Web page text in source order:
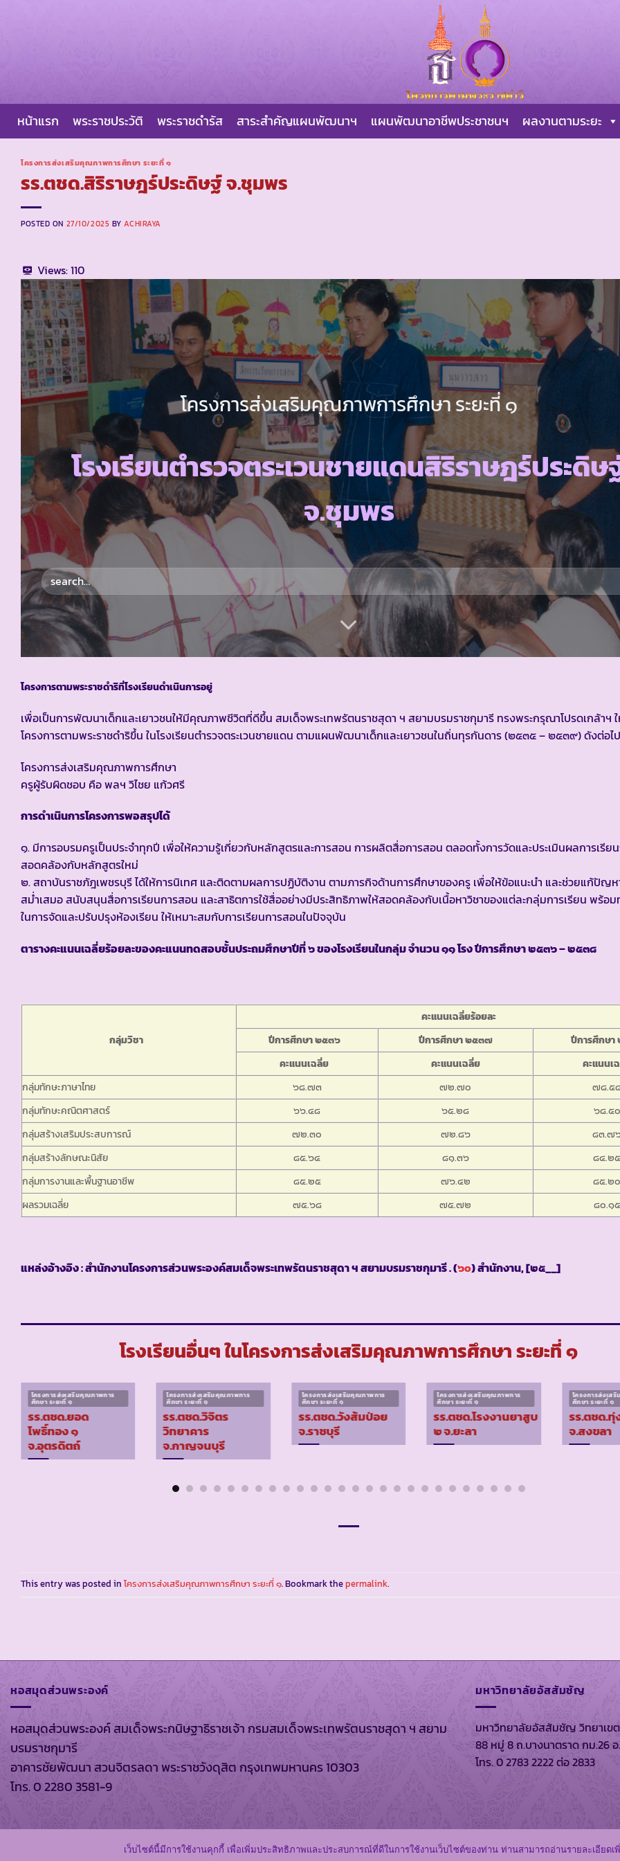
หน้าแรก พระราชประวัติ พระราชดำรัส สาระสำคัญแผนพัฒนาฯ แผนพัฒนาอาชีพประชาชนฯ ผลงานตามระยะ
โครงการส่งเสริมคุณภาพการศึกษา ระยะที่ ๑
รร.ตชด.สิริราษฎร์ประดิษฐ์ จ.ชุมพร
POSTED ON 27/10/2025 BYACHIRAYA
Views:110
โครงการส่งเสริมคุณภาพการศึกษา ระยะที่ ๑
โรงเรียนตำรวจตระเวนชายแดนสิริราษฎร์ประดิษ
จ.ชุมพร
โครงการตามพระราชดำริที่โรงเรียนดำเนินการอยู่
เพื่อเป็นการพัฒนาเด็กและเยาวชนให้มีคุณภาพชีวิตที่ดีขึ้น สมเด็จพระเทพรัตนราชสุดา ฯ สยามบรมราชกุมารี ทรงพระกรุณาโปรดเกล้าฯ
โครงการตามพระราชดำริขึ้น ในโรงเรียนตำรวจตระเวนชายแดน ตามแผนพัฒนาเด็กและเยาวชนในถิ่นทุรกันดาร (๒๕๓๕ – ๒๕๓๙) ดังต่อไ
โครงการส่งเสริมคุณภาพการศึกษา
ครูผู้รับผิดชอบ คือ พลฯ วิไชย แก้วศรี
การดำเนินการโครงการพอสรุปได้
๑. มีการอบรมครูเป็นประจำทุกปี เพื่อให้ความรู้เกี่ยวกับหลักสูตรและการสอน การผลิตสื่อการสอน ตลอดทั้งการวัดและประเมินผลการเรีย
สอดคล้องกับหลักสูตรใหม่
๒. สถาบันราชภัฎเพชรบุรี ได้ให้การนิเทศ และติดตามผลการปฏิบัติงาน ตามภารกิจด้านการศึกษาของครู เพื่อให้ข้อแนะนำ และช่วยแก้ปัญ
สม่ำเสมอ สนับสนุนสื่อการเรียนการสอน และสาธิตการใช้สื่ออย่างมีประสิทธิภาพให้สอดคล้องกับเนื้อหาวิชาของแต่ละกลุ่มการเรียน พร้อม
ในการจัดและปรับปรุงห้องเรียน ให้เหมาะสมกับการเรียนการสอนในปัจจุบัน
ตารางคะแนนเฉลี่ยร้อยละของคะแนนทดสอบชั้นประถมศึกษาปีที่ ๖ ของโรงเรียนในกลุ่ม จำนวน ๑๑ โรง ปีการศึกษา ๒๕๓๖ – ๒๕๓๘
กลุ่มวิชา
คะแนนเฉลี่ยร้อยละ
ปีการศึกษา ๒๕๓๖
ปีการศึกษา ๒๕๓๗
ปีการศึกษา
คะแนนเฉลี่ย
คะแนนเฉลี่ย
คะแนนเ
กลุ่มทักษะภาษาไทย
๖๘.๗๓ ๗๒.๗๐
๗๘.๕
กลุ่มทักษะคณิตศาสตร์
๖๖.๔๘ ๖๕.๒๘
๖๘.๕๐
กลุ่มสร้างเสริมประสบการณ์
๗๒.๓๐ ๗๒.๘๖
๘๓.๗
กลุ่มสร้างลักษณะนิสัย
๘๕.๖๔ ๘๑.๓๖
๘๔.๒๕
กลุ่มการงานและพื้นฐานอาชีพ
๘๕.๒๕ ๗๖.๔๒
๘๕.๒๐
ผลรวมเฉลี่ย
๗๕.๖๘ ๗๕.๗๒ ๘๐.๑๕
แหล่งอ้างอิง : สำนักงานโครงการส่วนพระองค์สมเด็จพระเทพรัตนราชสุดา ฯ สยามบรมราชกุมารี . (๖๐) สำนักงาน, [๒๕__]
โรงเรียนอื่นๆ ในโครงการส่งเสริมคุณภาพการศึกษา ระยะที่ ๑
โครงการส่งเสริมคุณภาพการ
ศึกษา ระยะที่ ๑
รร.ตชด.ยอด
โพธิ์ทอง ๑
จ.อุตรดิตถ์
โครงการส่งเสริมคุณภาพการ
ศึกษา ระยะที่ ๑
รร.ตชด.วิจิตร
วิทยาคาร
จ.กาญจนบุรี
โครงการส่งเสริมคุณภาพการ
ศึกษา ระยะที่ ๑
รร.ตชด.วังส้มป่อย
จ.ราชบุรี
โครงการส่งเสริมคุณภาพการ
ศึกษา ระยะที่ ๑
รร.ตชด.โรงงานยาสูบ
๒ จ.ยะลา
โครงการส่งเส
ศึกษา ระยะที่ ๑
รร.ตชด.ทุ่
จ.สงขลา
This entry was posted in โครงการส่งเสริมคุณภาพการศึกษา ระยะที่ ๑. Bookmark thepermalink.
หอสมุดส่วนพระองค์
หอสมุดส่วนพระองค์ สมเด็จพระกนิษฐาธิราชเจ้า กรมสมเด็จพระเทพรัตนราชสุดา ฯ สยาม
บรมราชกุมารี
อาคารชัยพัฒนา สวนจิตรลดา พระราชวังดุสิต กรุงเทพมหานคร 10303
โทร. 0 2280 3581-9
มหาวิทยาลัยอัสสัมชัญ
มหาวิทยาลัยอัสสัมชัญ วิทยาเข
88 หมู่ 8 ถ.บางนาตราด กม.26
โทร. 0 2783 2222 ต่อ 2833
สงวนลิขสิทธิ์ พ.ศ. 2569 ตาม พรบ.ลิขสิทธิ์ พ.ศ. 2537 โดยหอสมุดส่วนพระองค์และมห
เว็บไซต์นี้มีการใช้งานคุกกี้ เพื่อเพิ่มประสิทธิภาพและประสบการณ์ที่ดีในการใช้งานเว็บไซต์ของท่าน ท่านสามารถอ่านรายละเอียดเ